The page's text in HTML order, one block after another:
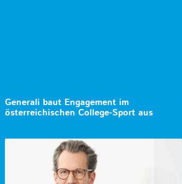
Generali baut Engagement im
österreichischen College-Sport aus